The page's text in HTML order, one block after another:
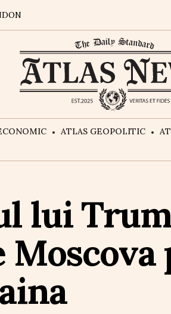
ATLAS GEOPOLITIC
lui